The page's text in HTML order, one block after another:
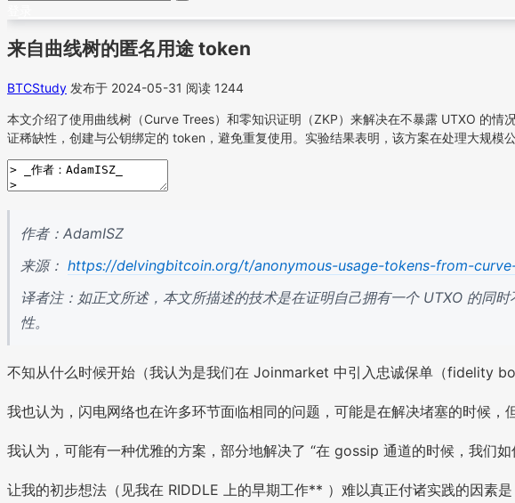
来自曲线树的匿名用途 token
BTCStudy 发布于 2024-05-31 阅读 1244
本文介绍了使用曲线树（Curve Trees）和零知识证明（ZKP）来解决在不暴露 UTXO 的
证稀缺性，创建与公钥绑定的 token，避免重复使用。实验结果表明，该方案在处理大规模
作者：AdamISZ
来源： https://delvingbitcoin.org/t/anonymous-usage-tokens-from-
译者注：如正文所述，本文所描述的技术是在证明自己拥有一个 UTXO 的同
性。
不知从什么时候开始（我认为是我们在 Joinmarket 中引入忠诚保单（fidelity
我也认为，闪电网络也在许多环节面临相同的问题，可能是在解决堵塞的时候，
我认为，可能有一种优雅的方案，部分地解决了 “在 gossip 通道的时候，我们
让我的初步想法（见我在 RIDDLE 上的早期工作** ）难以真正付诸实践的因